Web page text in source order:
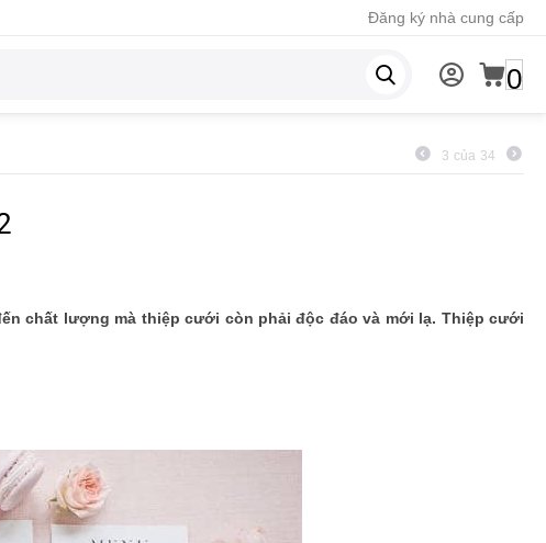
Đăng ký nhà cung cấp
0
3 của 34
chất lượng mà thiệp cưới còn phải độc đáo và mới lạ. Thiệp cưới